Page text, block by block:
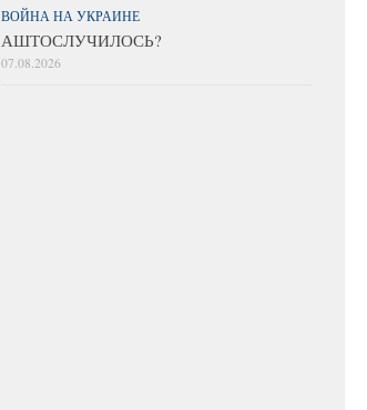
ВОЙНА НА УКРАИНЕ
АШТОСЛУЧИЛОСЬ?
07.08.2026